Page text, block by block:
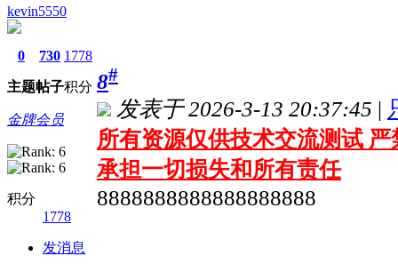
kevin5550
0
主题
730
帖子
1778
积分
金牌会员
积分
1778
发消息
8#
发表于 2026-3-13 20:37:45 |
所有资源仅供技术交流测试
承担一切损失和所有责任
8888888888888888888